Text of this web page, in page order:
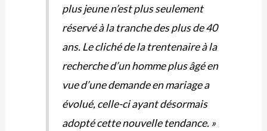
plus jeune n’est plus seulement
réservé à la tranche des plus de 40
ans. Le cliché de la trentenaire à la
recherche d’un homme plus âgé en
vue d’une demande en mariage a
évolué, celle-ci ayant désormais
adopté cette nouvelle tendance.»